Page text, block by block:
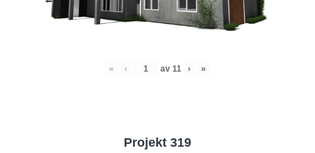
« ‹ av 11 › »
Projekt 319